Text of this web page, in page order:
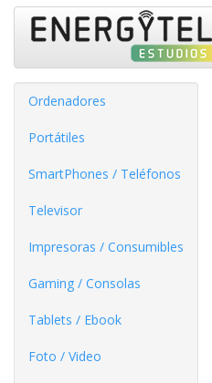
Ordenadores
Portátiles
SmartPhones / Teléfonos
Televisor
Impresoras / Consumibles
Gaming / Consolas
Tablets / Ebook
Foto / Video